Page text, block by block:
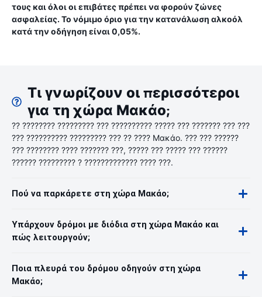
τους και όλοι οι επιβάτες πρέπει να φορούν ζώνες
ασφαλείας. Το νόμιμο όριο για την κατανάλωση αλκοόλ
κατά την οδήγηση είναι 0,05%.
Τι γνωρίζουν οι περισσότεροι
για τη χώρα Μακάο;
?? ???????? ????????? ??? ?????????? ????? ??? ??????? ??? ???
??? ?????????? ????????? ??? ?? ???? Μακάο. ??? ??? ??????
??? ???????? ???? ??????? ???, ????? ??? ????? ??? ??????
?????? ????????? ? ????????????? ???? ???.
Πού να παρκάρετε στη χώρα Μακάο;
Υπάρχουν δρόμοι με διόδια στη χώρα Μακάο και
πώς λειτουργούν;
Ποια πλευρά του δρόμου οδηγούν στη χώρα
Μακάο;